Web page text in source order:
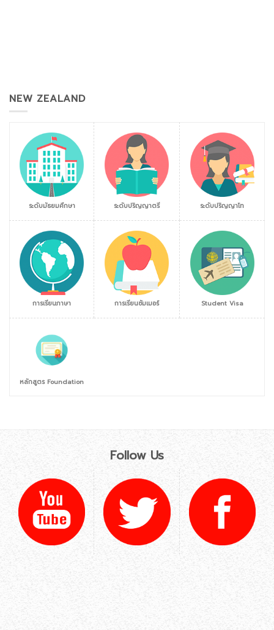
NEW ZEALAND
ระดับมัธยมศึกษา ระดับปริญญาตรี ระดับปริญญาโท
การเรียนภาษา การเรียนซัมเมอร์ Student Visa
หลักสูตร Foundation
Follow Us